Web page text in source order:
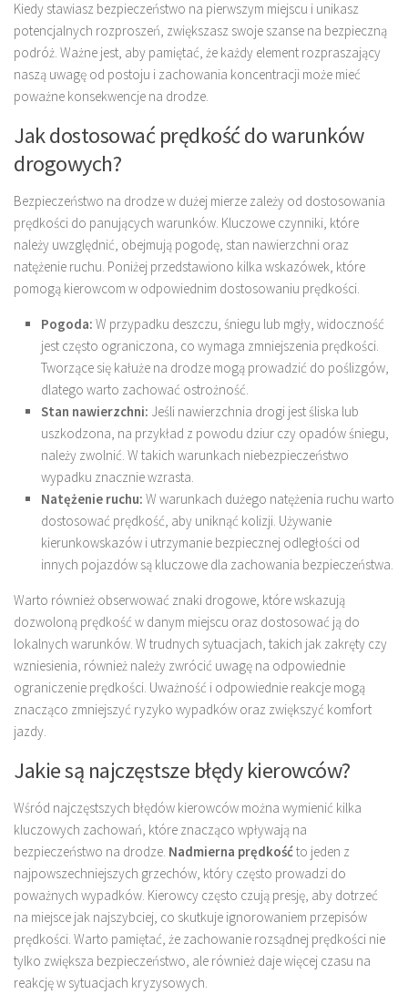
Kiedy stawiasz bezpieczeństwo na pierwszym miejscu i unikasz
potencjalnych rozproszeń, zwiększasz swoje szanse na bezpieczną
podróż. Ważne jest, aby pamiętać, że każdy element rozpraszający
naszą uwagę od postoju i zachowania koncentracji może mieć
poważne konsekwencje na drodze.
Jak dostosować prędkość do warunków
drogowych?
Bezpieczeństwo na drodze w dużej mierze zależy od dostosowania
prędkości do panujących warunków. Kluczowe czynniki, które
należy uwzględnić, obejmują pogodę, stan nawierzchni oraz
natężenie ruchu. Poniżej przedstawiono kilka wskazówek, które
pomogą kierowcom w odpowiednim dostosowaniu prędkości.
Pogoda: W przypadku deszczu, śniegu lub mgły, widoczność
jest często ograniczona, co wymaga zmniejszenia prędkości.
Tworzące się kałuże na drodze mogą prowadzić do poślizgów,
dlatego warto zachować ostrożność.
Stan nawierzchni: Jeśli nawierzchnia drogi jest śliska lub
uszkodzona, na przykład z powodu dziur czy opadów śniegu,
należy zwolnić. W takich warunkach niebezpieczeństwo
wypadku znacznie wzrasta.
Natężenie ruchu: W warunkach dużego natężenia ruchu warto
dostosować prędkość, aby uniknąć kolizji. Używanie
kierunkowskazów i utrzymanie bezpiecznej odległości od
innych pojazdów są kluczowe dla zachowania bezpieczeństwa.
Warto również obserwować znaki drogowe, które wskazują
dozwoloną prędkość w danym miejscu oraz dostosować ją do
lokalnych warunków. W trudnych sytuacjach, takich jak zakręty czy
wzniesienia, również należy zwrócić uwagę na odpowiednie
ograniczenie prędkości. Uważność i odpowiednie reakcje mogą
znacząco zmniejszyć ryzyko wypadków oraz zwiększyć komfort
jazdy.
Jakie są najczęstsze błędy kierowców?
Wśród najczęstszych błędów kierowców można wymienić kilka
kluczowych zachowań, które znacząco wpływają na
bezpieczeństwo na drodze. Nadmierna prędkośćto jeden z
najpowszechniejszych grzechów, który często prowadzi do
poważnych wypadków. Kierowcy często czują presję, aby dotrzeć
na miejsce jak najszybciej, co skutkuje ignorowaniem przepisów
prędkości. Warto pamiętać, że zachowanie rozsądnej prędkości nie
tylko zwiększa bezpieczeństwo, ale również daje więcej czasu na
reakcję w sytuacjach kryzysowych.